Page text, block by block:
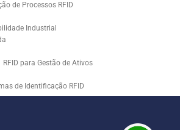
de Processos RFID
Industrial
RFID para Gestão de Ativos
de Identificação RFID
de Sistemas